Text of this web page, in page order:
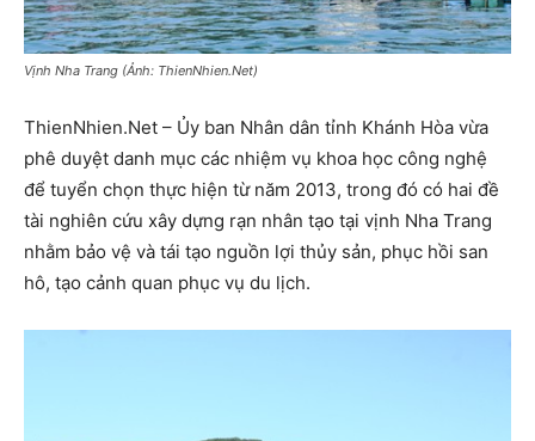
Vịnh Nha Trang (Ảnh: ThienNhien.Net)
ThienNhien.Net – Ủy ban Nhân dân tỉnh Khánh Hòa vừa
phê duyệt danh mục các nhiệm vụ khoa học công nghệ
để tuyển chọn thực hiện từ năm 2013, trong đó có hai đề
tài nghiên cứu xây dựng rạn nhân tạo tại vịnh Nha Trang
nhằm bảo vệ và tái tạo nguồn lợi thủy sản, phục hồi san
hô, tạo cảnh quan phục vụ du lịch.